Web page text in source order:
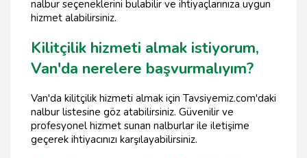
nalbur seçeneklerini bulabilir ve ihtiyaçlarınıza uygun
hizmet alabilirsiniz.
Kilitçilik hizmeti almak istiyorum,
Van'da nerelere başvurmalıyım?
Van'da kilitçilik hizmeti almak için Tavsiyemiz.com'daki
nalbur listesine göz atabilirsiniz. Güvenilir ve
profesyonel hizmet sunan nalburlar ile iletişime
geçerek ihtiyacınızı karşılayabilirsiniz.